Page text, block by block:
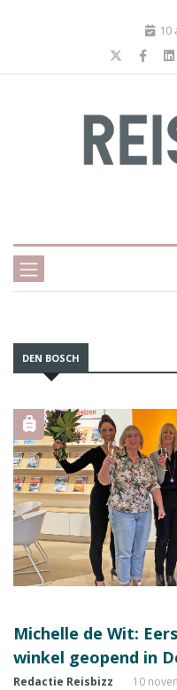
10
DEN BOSCH
Michelle de Wit:
winkel geopend in
Redactie Reisbizz 10